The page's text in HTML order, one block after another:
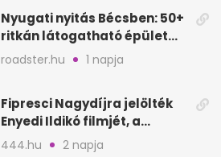
Nyugati nyitás Bécsben: 50+
ritkán látogatható épület
nyílik meg
roadster.hu 1 napja
Fipresci Nagydíjra jelölték
Enyedi Ildikó filmjét, a
Csendes barátot
444.hu 2 napja